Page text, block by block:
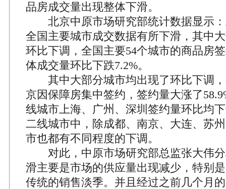
品房成交量出现整体下滑。
北京中原市场研究部统计数据显示：
全国主要城市成交数据有所下滑，其中
环比下调，全国主要54个城市的商品房
体成交量环比下跌7.2%。
其中大部分城市均出现了环比下调，
京因保障房集中签约，签约量大涨了
线城市上海、广州、深圳签约量环比均
二线城市中，除成都、南京、大连、苏
市也都有不同程度的下调。
对此，中原市场研究部总监张大伟分
滑主要是市场的供应量出现减少，特别
传统的销售淡季。并且经过之前几个月